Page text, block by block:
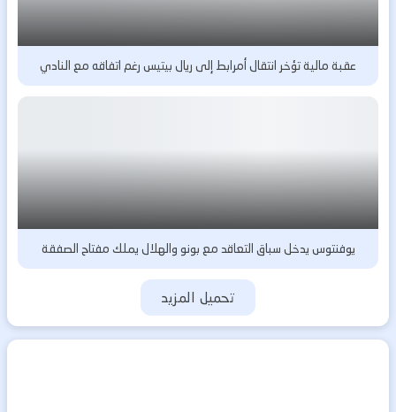
عقبة مالية تؤخر انتقال أمرابط إلى ريال بيتيس رغم اتفاقه مع النادي
يوفنتوس يدخل سباق التعاقد مع بونو والهلال يملك مفتاح الصفقة
تحميل المزيد